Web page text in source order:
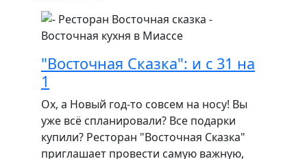
"Восточная Сказка": и с 31 на
1
Ох, а Новый год-то совсем на носу! Вы
уже всё спланировали? Все подарки
купили? Ресторан "Восточная Сказка"
приглашает провести самую важную,